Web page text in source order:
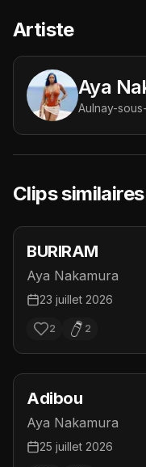
Artiste
Aya
Aulnay-
Clips similaires
BURIRAM
Aya Nakamura
23 juillet 2026
2 2
Adibou
Aya Nakamura
25 juillet 2026